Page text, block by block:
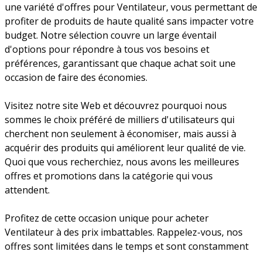
une variété d'offres pour Ventilateur, vous permettant de
profiter de produits de haute qualité sans impacter votre
budget. Notre sélection couvre un large éventail
d'options pour répondre à tous vos besoins et
préférences, garantissant que chaque achat soit une
occasion de faire des économies.
Visitez notre site Web et découvrez pourquoi nous
sommes le choix préféré de milliers d'utilisateurs qui
cherchent non seulement à économiser, mais aussi à
acquérir des produits qui améliorent leur qualité de vie.
Quoi que vous recherchiez, nous avons les meilleures
offres et promotions dans la catégorie qui vous
attendent.
Profitez de cette occasion unique pour acheter
Ventilateur à des prix imbattables. Rappelez-vous, nos
offres sont limitées dans le temps et sont constamment